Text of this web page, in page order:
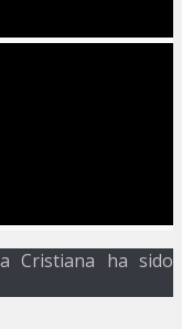
Cristiana ha sido